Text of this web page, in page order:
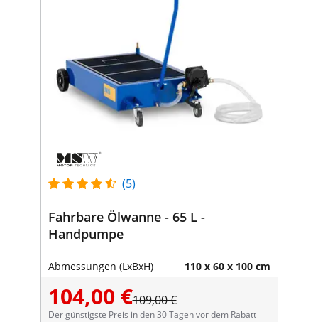
(5)
Fahrbare Ölwanne - 65 L -
Handpumpe
Abmessungen (LxBxH) 110 x 60 x 100 cm
104,00 €109,00 €
Der günstigste Preis in den 30 Tagen vor dem Rabatt